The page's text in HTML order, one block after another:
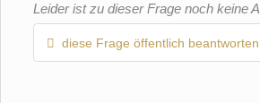
E-Mail-Adresse (wird nicht
Leider ist zu dieser Frage noch keine
diese Frage öffentlich beantworten